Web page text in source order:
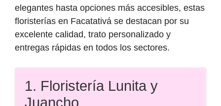
elegantes hasta opciones más accesibles, estas
floristerías en Facatativá se destacan por su
excelente calidad, trato personalizado y
entregas rápidas en todos los sectores.
1. Floristería Lunita y
Juancho